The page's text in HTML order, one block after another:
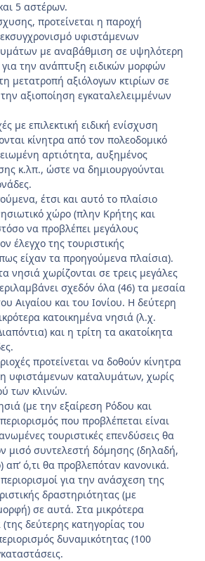
5 αστέρων.
προτείνεται η παροχή
υφιστάμενων
με αναβάθμιση σε υψηλότερη
για την ανάπτυξη ειδικών μορφών
μετατροπή αξιόλογων κτιρίων σε
αξιοποίηση εγκαταλελειμμένων
με επιλεκτική ειδική ενίσχυση
κίνητρα από τον πολεοδομικό
αρτιότητα, αυξημένος
κ.λπ., ώστε να δημιουργούνται
έτσι και αυτό το πλαίσιο
χώρο (πλην Κρήτης και
να προβλέπει μεγάλους
έλεγχο της τουριστικής
είχαν τα προηγούμενα πλαίσια).
νησιά χωρίζονται σε τρεις μεγάλες
σχεδόν όλα (46) τα μεσαία
Αιγαίου και του Ιονίου. Η δεύτερη
κατοικημένα νησιά (λ.χ.
και η τρίτη τα ακατοίκητα
προτείνεται να δοθούν κίνητρα
υφιστάμενων καταλυμάτων, χωρίς
των κλινών.
(με την εξαίρεση Ρόδου και
που προβλέπεται είναι
τουριστικές επενδύσεις θα
μισό συντελεστή δόμησης (δηλαδή,
απ’ ό,τι θα προβλεπόταν κανονικά.
για την ανάσχεση της
δραστηριότητας (με
σε αυτά. Στα μικρότερα
δεύτερης κατηγορίας του
δυναμικότητας (100